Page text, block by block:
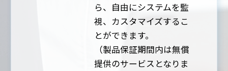
ら、自由にシステムを監
視、カスタマイズするこ
とができます。
（製品保証期間内は無償
提供のサービスとなりま